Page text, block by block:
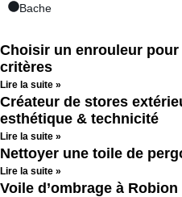
Bache
Choisir un enrouleur
critères
Lire la suite »
Créateur de stores
esthétique & technicité
Lire la suite »
Nettoyer une toile de
Lire la suite »
Voile d’ombrage à